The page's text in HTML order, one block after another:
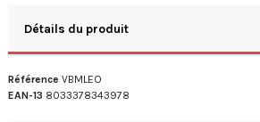
Détails du produit
Référence VBMLEO
EAN-13 8033378343978